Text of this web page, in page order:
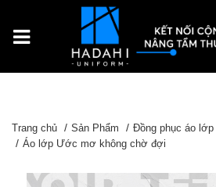
Trang chủ Sản Phẩm
Đồng phục áo lớp
Áo lớp Ước mơ không chờ đợi